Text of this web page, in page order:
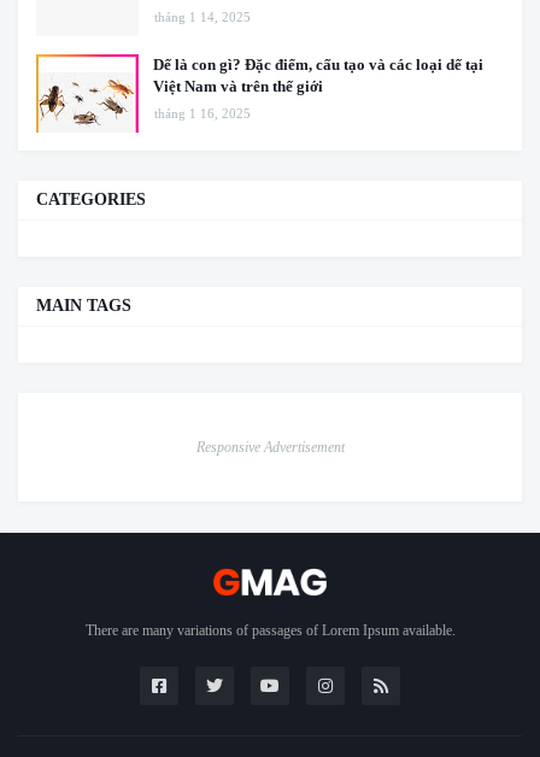
tháng 1 14, 2025
Dế là con gì? Đặc điểm, cấu tạo và các loại dế tại
Việt Nam và trên thế giới
tháng 1 16, 2025
CATEGORIES
MAIN TAGS
Responsive Advertisement
There are many variations of passages of Lorem Ipsum available.